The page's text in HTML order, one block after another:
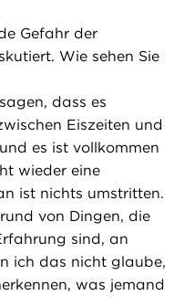
Gefahr der
Wie sehen Sie
dass es
Eiszeiten und
es ist vollkommen
wieder eine
ist nichts umstritten.
von Dingen, die
sind, an
ich das nicht glaube,
was jemand